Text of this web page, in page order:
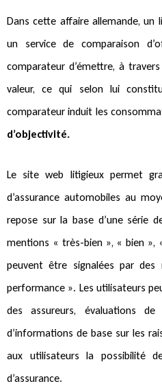
Dans cette affaire allemande, un
un service de comparaison
comparateur d’émettre, à
valeur, ce qui selon lui
comparateur induit les
d’objectivité.
Le site web litigieux permet
d’assurance automobiles au
repose sur la base d’une série
mentions « très-bien », « bien
peuvent être signalées par
performance ». Les utilisateurs
des assureurs, évaluations
d’informations de base sur les
aux utilisateurs la possibilité
d’assurance.